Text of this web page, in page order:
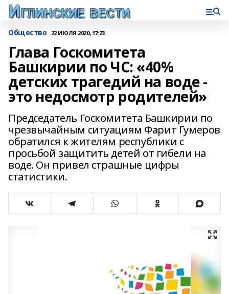
Общество 22 ИЮЛЯ 2020, 17:23
Глава Госкомитета
Башкирии по ЧС: «40%
детских трагедий на воде -
это недосмотр родителей»
Председатель Госкомитета Башкирии по
чрезвычайным ситуациям Фарит Гумеров
обратился к жителям республики с
просьбой защитить детей от гибели на
воде. Он привел страшные цифры
статистики.